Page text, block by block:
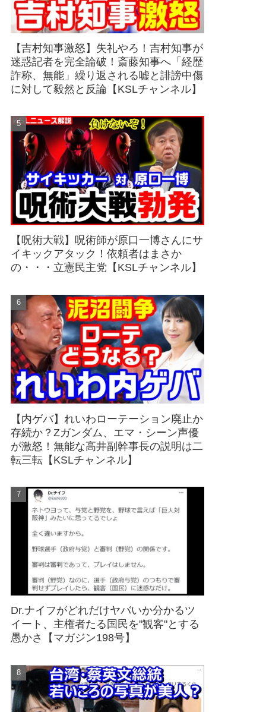
【吉村知事激怒】失礼やろ！吉村知事が
迷惑記者を完全論破！斎藤知事へ「経歴
詐称、無能」繰り返される嘘と誹謗中傷
に対して毅然と反論【KSLチャンネル】
【呪術大戦】呪術師が原口一博さんにサ
イキックアタック！依頼者はまさか
の・・・立憲民主党【KSLチャンネル】
【内ゲバ】れいわローテーション廃止か
存続か？Zガンダム、エマ・シーン声優
が激怒！無能な高井副幹事長の説明は二
転三転【KSLチャンネル】
Dr.ナイフがどれだけヤバいか分かるツ
イート、主権者たる国民を"観客"とする
愚かさ【マガジン198号】